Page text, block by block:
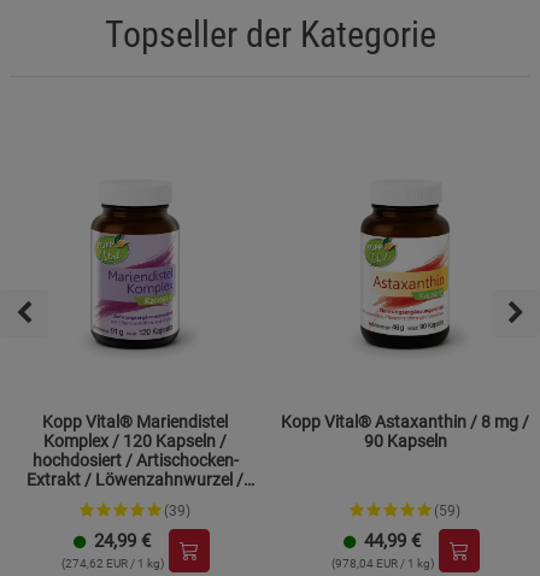
Topseller der Kategorie
Kopp Vital® Mariendistel
Komplex / 120 Kapseln /
hochdosiert / Artischocken-
Extrakt / Löwenzahnwurzel /
Cholin
(39)
24,99 €
(274,62 EUR / 1 kg)
Kopp Vital® Astaxanthin / 8 mg /
90 Kapseln
(59)
44,99 €
(978,04 EUR / 1 kg)